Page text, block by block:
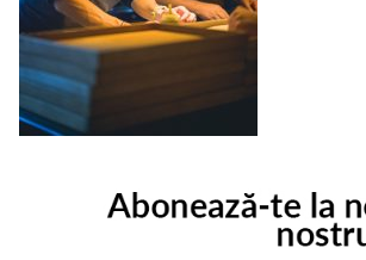
Câmpurile obligatorii sunt marcate cu